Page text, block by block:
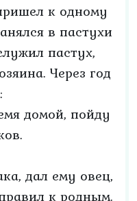
к одному
в пастухи
пастух,
Через год
домой, пойду
дал ему овец,
к родным.